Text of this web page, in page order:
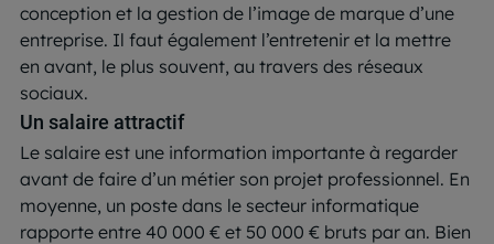
conception et la gestion de l’image de marque d’une
entreprise. Il faut également l’entretenir et la mettre
en avant, le plus souvent, au travers des réseaux
sociaux.
Un salaire attractif
Le salaire est une information importante à regarder
avant de faire d’un métier son projet professionnel. En
moyenne, un poste dans le secteur informatique
rapporte entre 40 000 € et 50 000 € bruts par an. Bien